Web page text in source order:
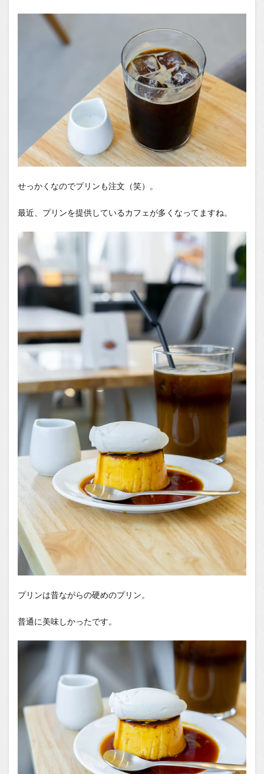
せっかくなのでプリンも注文（笑）。
最近、プリンを提供しているカフェが多くなってますね。
プリンは昔ながらの硬めのプリン。
普通に美味しかったです。